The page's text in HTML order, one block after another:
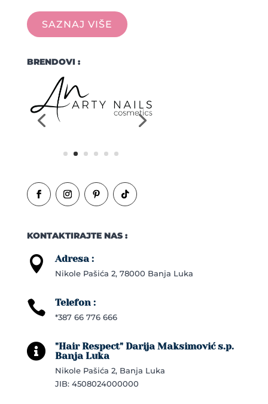
SAZNAJ VIŠE
BRENDOVI :
KONTAKTIRAJTE NAS :
 Adresa :
Nikole Pašića 2, 78000 Banja Luka
 Telefon :
*387 66 776 666

"Hair Respect" Darija Maksimović s.p.
Banja Luka
Nikole Pašića 2, Banja Luka
JIB: 4508024000000